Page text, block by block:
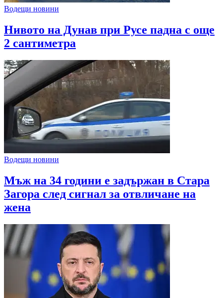
Водещи новини
Нивото на Дунав при Русе падна с още
2 сантиметра
Водещи новини
Мъж на 34 години е задържан в Стара
Загора след сигнал за отвличане на
жена